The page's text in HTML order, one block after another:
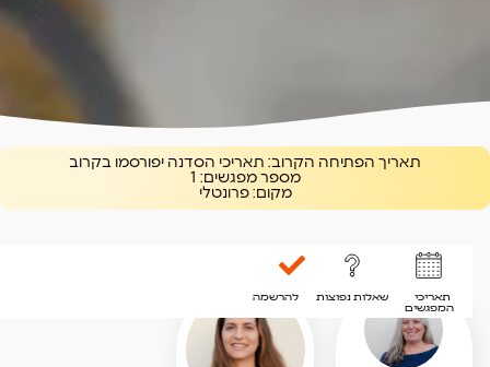
תאריך הפתיחה הקרוב: תאריכי הסדנה יפורסמו בקרוב
מספר מפגשים:
מקום: פרונטלי
בהנחיית
תאריכי
המפגשים
שאלות נפוצות להרשמה